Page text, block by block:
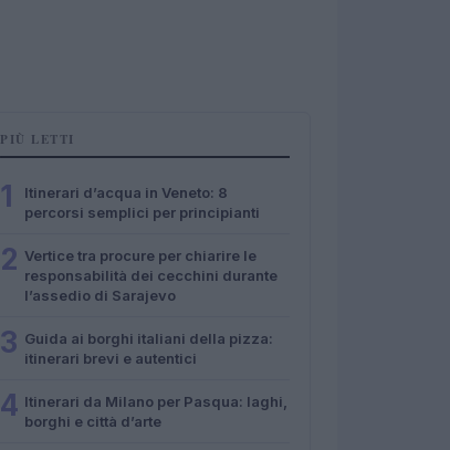
PIÙ LETTI
1
Itinerari d’acqua in Veneto: 8
percorsi semplici per principianti
2 Vertice tra procure per chiarire le
responsabilità dei cecchini durante
l’assedio di Sarajevo
3 Guida ai borghi italiani della pizza:
itinerari brevi e autentici
4 Itinerari da Milano per Pasqua: laghi,
borghi e città d’arte